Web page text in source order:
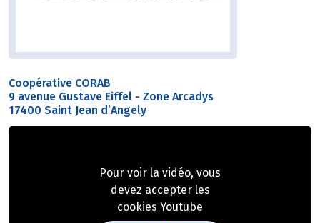
Coopérative CORAB
9 avenue Gustave Eiffel - Zone Arcadys
17400 Saint Jean d’Angely
Pour voir la vidéo, vous
devez accepter les
cookies Youtube